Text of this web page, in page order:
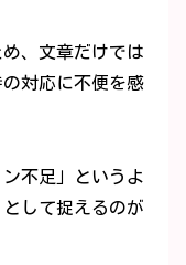
、文章だけでは
対応に不便を感
不足」というよ
して捉えるのが